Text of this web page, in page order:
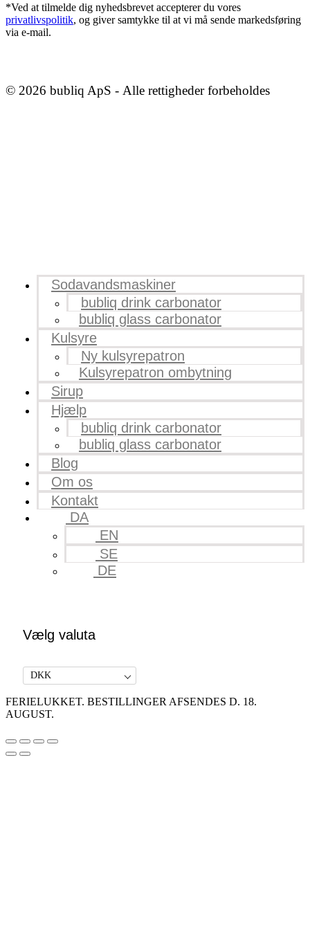
*Ved at tilmelde dig nyhedsbrevet accepterer du vores
privatlivspolitik, og giver samtykke til at vi må sende markedsføring
via e-mail.
© 2026 bubliq ApS - Alle rettigheder forbeholdes
Sodavandsmaskiner
bubliq drink carbonator
bubliq glass carbonator
Kulsyre
Ny kulsyrepatron
Kulsyrepatron ombytning
Sirup
Hjælp
bubliq drink carbonator
bubliq glass carbonator
Blog
Om os
Kontakt
DA
EN
SE
DE
Vælg valuta
DKK
FERIELUKKET. BESTILLINGER AFSENDES D. 18.
AUGUST.